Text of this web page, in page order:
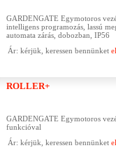
GARDENGATE Egymotoros
intelligens programozás, lassú
automata zárás, dobozban, IP56
Ár: kérjük, keressen bennünket
ROLLER+
GARDENGATE Egymotoros
funkcióval
Ár: kérjük, keressen bennünket